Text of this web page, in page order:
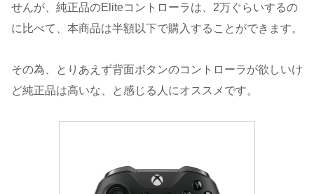
せんが、純正品のEliteコントローラは、2万ぐらいするの
に比べて、本商品は半額以下で購入することができます。
その為、とりあえず背面ボタンのコントローラが欲しいけ
ど純正品は高いな、と感じる人にオススメです。